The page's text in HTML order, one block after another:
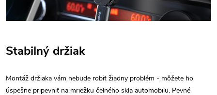
Stabilný držiak
Montáž držiaka vám nebude robiť žiadny problém - môžete ho
úspešne pripevniť na mriežku čelného skla automobilu. Pevné